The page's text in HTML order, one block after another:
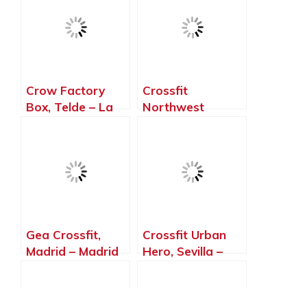
Crow Factory
Box, Telde – La
Crossfit
Northwest
Gea Crossfit,
Madrid – Madrid
Crossfit Urban
Hero, Sevilla –